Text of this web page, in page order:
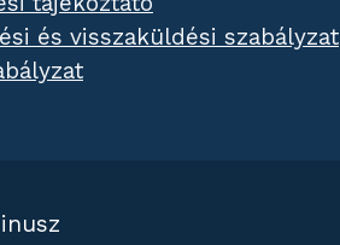
és visszaküldési szabályzat